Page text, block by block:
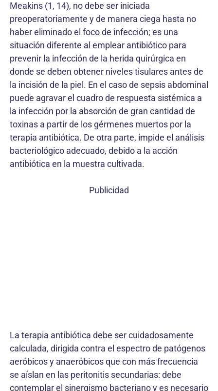
Meakins (1, 14), no debe ser iniciada
preoperatoriamente y de manera ciega hasta no
haber eliminado el foco de infección; es una
situación diferente al emplear antibiótico para
prevenir la infección de la herida quirúrgica en
donde se deben obtener niveles tisulares antes de
la incisión de la piel. En el caso de sepsis abdominal
puede agravar el cuadro de respuesta sistémica a
la infección por la absorción de gran cantidad de
toxinas a partir de los gérmenes muertos por la
terapia antibiótica. De otra parte, impide el análisis
bacteriológico adecuado, debido a la acción
antibiótica en la muestra cultivada.
Publicidad
La terapia antibiótica debe ser cuidadosamente
calculada, dirigida contra el espectro de patógenos
aeróbicos y anaeróbicos que con más frecuencia
se aíslan en las peritonitis secundarias: debe
contemplar el sinergismo bacteriano y es necesario